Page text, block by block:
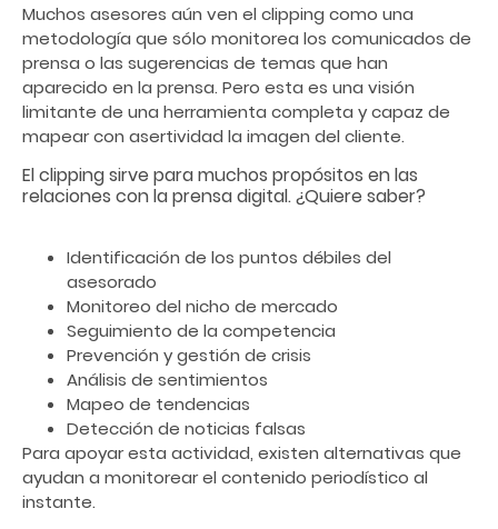
Muchos asesores aún ven el clipping como una
metodología que sólo monitorea los comunicados de
prensa o las sugerencias de temas que han
aparecido en la prensa. Pero esta es una visión
limitante de una herramienta completa y capaz de
mapear con asertividad la imagen del cliente.
El clipping sirve para muchos propósitos en las
relaciones con la prensa digital. ¿Quiere saber?
Identificación de los puntos débiles del
asesorado
Monitoreo del nicho de mercado
Seguimiento de la competencia
Prevención y gestión de crisis
Análisis de sentimientos
Mapeo de tendencias
Detección de noticias falsas
Para apoyar esta actividad, existen alternativas que
ayudan a monitorear el contenido periodístico al
instante.